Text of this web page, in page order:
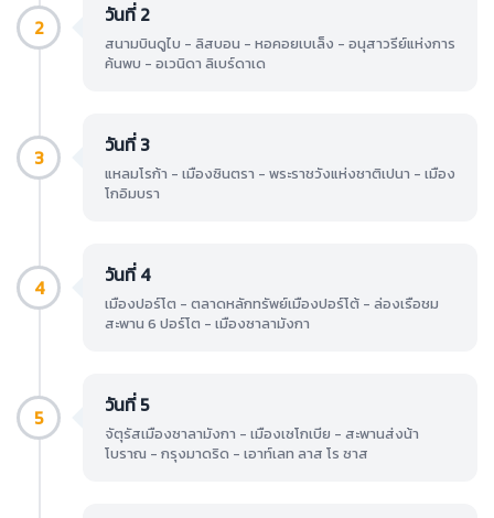
2 วันที่ 2
สนามบินดูไบ - ลิสบอน - หอคอยเบเล็ง - อนุสาวรีย์แห่งการ
ค้นพบ - อเวนิดา ลิเบร์ดาเด
3 วันที่ 3
แหลมโรก้า - เมืองซินตรา - พระราชวังแห่งชาติเปนา - เมือง
โกอิมบรา
4 วันที่ 4
เมืองปอร์โต - ตลาดหลักทรัพย์เมืองปอร์โต้ - ล่องเรือชม
สะพาน 6 ปอร์โต - เมืองซาลามังกา
5 วันที่ 5
จัตุรัสเมืองซาลามังกา - เมืองเซโกเบีย - สะพานส่งน้า
โบราณ - กรุงมาดริด - เอาท์เลท ลาส โร ซาส